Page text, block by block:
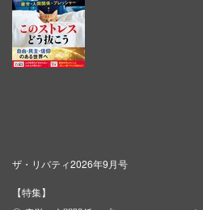
ザ・リバティ2026年9月号
【特集】